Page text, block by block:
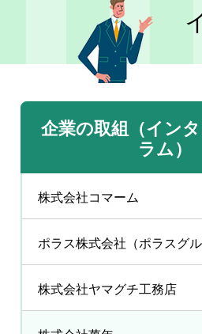
企業の取組（イン
ラム）
株式会社コマーム
ポラス株式会社（ポラスグル
株式会社ヤマグチ工務店